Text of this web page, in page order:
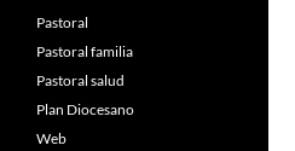
Pastoral
Pastoral familia
Pastoral salud
Plan Diocesano
Web